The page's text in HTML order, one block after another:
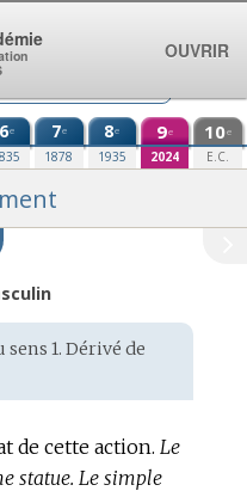
6e 7e
1878
8e
1935
9e
2024
10e
E.C.
sens 1. Dérivé de
de cette action. Le
statue. Le simple
OUVRIR